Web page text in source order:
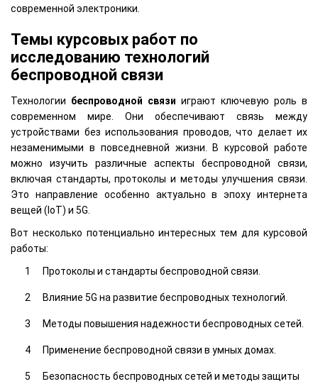
современной электроники.
Темы курсовых работ по
исследованию технологий
беспроводной связи
Технологии беспроводной связи играют ключевую роль в
современном мире. Они обеспечивают связь между
устройствами без использования проводов, что делает их
незаменимыми в повседневной жизни. В курсовой работе
можно изучить различные аспекты беспроводной связи,
включая стандарты, протоколы и методы улучшения связи.
Это направление особенно актуально в эпоху интернета
вещей (IoT) и 5G.
Вот несколько потенциально интересных тем для курсовой
работы:
Протоколы и стандарты беспроводной связи.
Влияние 5G на развитие беспроводных технологий.
Методы повышения надежности беспроводных сетей.
Применение беспроводной связи в умных домах.
Безопасность беспроводных сетей и методы защиты